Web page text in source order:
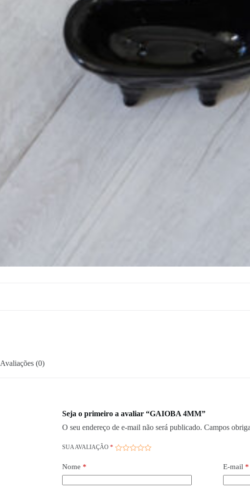
Avaliações (0)
Seja o primeiro a avaliar “GAIOBA 4MM”
O seu endereço de e-mail não será publicado. Campos
SUA AVALIAÇÃO *
Nome * E-mail*